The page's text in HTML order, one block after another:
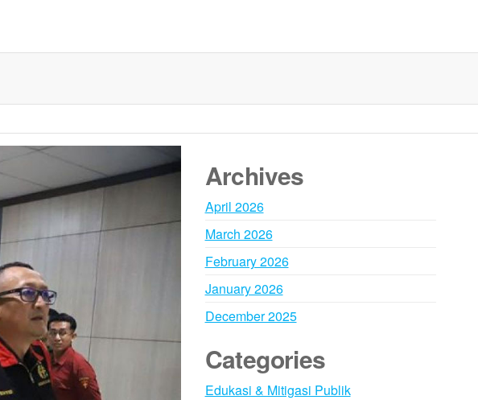
Archives
April 2026
March 2026
February 2026
January 2026
December 2025
Categories
Edukasi & Mitigasi Publik